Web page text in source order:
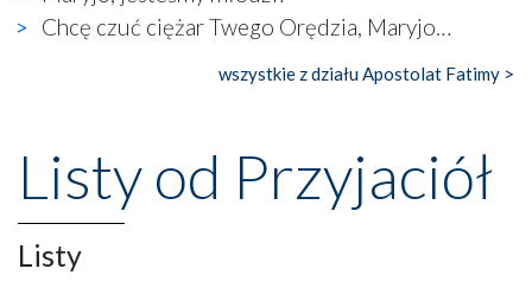
gdzie w miejscu dawnego kościoła działa dzisiaj…
księgarnia.
Nasze pielgrzymkowe wyprawy, których celem były
wznoszono na chwałę Bożą, na przykład – w podzięce za
Opatrznościową pomoc w wygranej bitwie o
niepodległość kraju. Zachwyt budziła potężna, a zarazem
misterna architektura tych monumentalnych dzieł,
wspaniałe zdobienia, dbałość ich twórców o detale,
Chcę czuć ciężar Twego Orędzia, Maryjo…
wszystkie z działu Apostolat Fatimy >
Listy od Przyjaciół
Listy